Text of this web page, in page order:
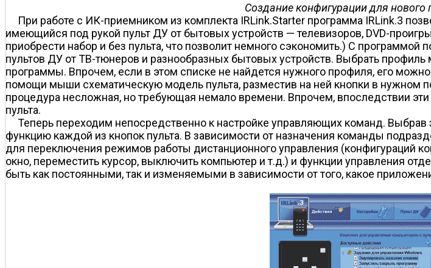
Создание конфигурации для нового
При работе с ИК-приемником из комплекта IRLink.Starter программа IRLink.3
имеющийся под рукой пульт ДУ от бытовых устройств — телевизоров, DVD-
приобрести набор и без пульта, что позволит немного сэкономить.) С
пультов ДУ от ТВ-тюнеров и разнообразных бытовых устройств. Выбрать
программы. Впрочем, если в этом списке не найдется нужного профиля, его
помощи мыши схематическую модель пульта, разместив на ней кнопки в нужном
процедура несложная, но требующая немало времени. Впрочем, впоследствии
пульта.
Теперь переходим непосредственно к настройке управляющих команд. Выбрав
функцию каждой из кнопок пульта. В зависимости от назначения команды
для переключения режимов работы дистанционного управления (конфигураций
окно, переместить курсор, выключить компьютер и т.д.) и функции управления
быть как постоянными, так и изменяемыми в зависимости от того, какое